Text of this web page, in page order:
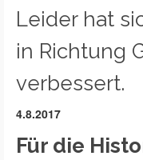
Leider hat
in Richtung
verbessert.
4.8.2017
Für die